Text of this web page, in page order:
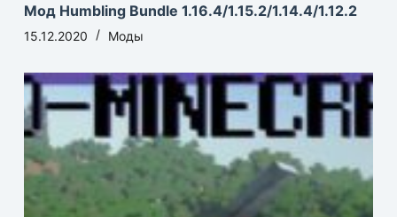
Мод Humbling Bundle 1.16.4/1.15.2/1.14.4/1.12.2
15.12.2020 Моды